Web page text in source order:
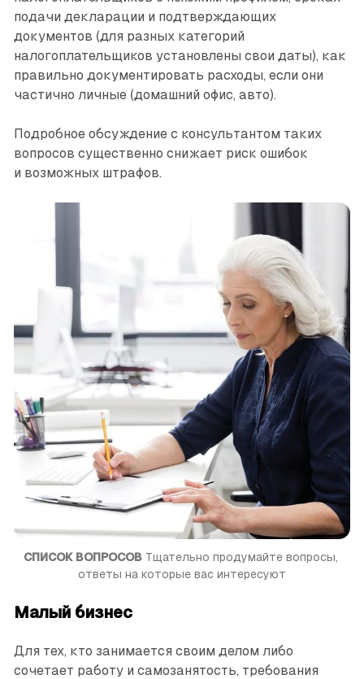
подачи декларации и подтверждающих
документов (для разных категорий
налогоплательщиков установлены свои даты), как
правильно документировать расходы, если они
частично личные (домашний офис, авто).
Подробное обсуждение с консультантом таких
вопросов существенно снижает риск ошибок
и возможных штрафов.
СПИСОК ВОПРОСОВ Тщательно продумайте вопросы,
ответы на которые вас интересуют
Малый бизнес
Для тех, кто занимается своим делом либо
сочетает работу и самозанятость, требования